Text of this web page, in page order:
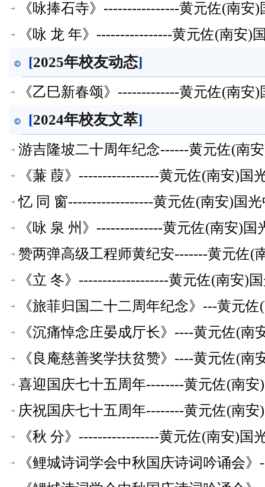
《咏捧石寺》----------------黄元佐(南
《咏 龙 年》----------------黄元佐(南安)
[2025年校友动态]
《乙巳新春颂》-------------黄元佐(南
[2024年校友文萃]
游吉隆坡二十周年纪念------黄元佐(南
《蒹 葭》-----------------黄元佐(南安)国
忆 同 窗------------------黄元佐(南安)国
《咏 泉 州》--------------黄元佐(南安)
赞两弹高级工程师黄纪安-------黄元佐(
《立 冬》-------------------黄元佐(南安)
《旅菲归国二十二周年纪念》---黄元
《沉痛悼念庄晏成厅长》----黄元佐(
《良庵慈善奖学扶贫赞》----黄元佐(
喜迎国庆七十五周年--------黄元佐(南
庆祝国庆七十五周年--------黄元佐(南
《秋 分》-----------------黄元佐(南安)国
《鲤城诗词学会中秋国庆诗词吟诵会